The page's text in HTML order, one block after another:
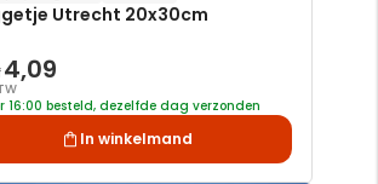
Utrecht 20x30cm
4,09
16:00 besteld, dezelfde dag verzonden
In winkelmand